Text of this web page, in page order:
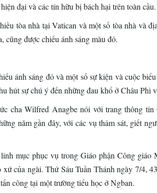
đại và các tín hữu bị bách hại trên toàn cầu.
tòa nhà tại Vatican và một số tòa nhà và
được chiếu ánh sáng màu đỏ.
ánh sáng đỏ và một số sự kiện và cuộc
hút sự chú ý đến những đau khổ ở Châu Phi
cha Wilfred Anagbe nói với trang thông
năm gần đây, với các vụ thảm sát, giết
mục phục vụ trong Giáo phận Công giáo
của ngài. Thứ Sáu Tuần Thánh ngày 7/4,
công tại một trường tiểu học ở Ngban.